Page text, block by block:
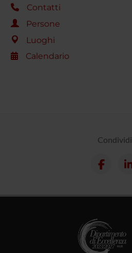
Contatti
Persone
Luoghi
Calendario
Condividi